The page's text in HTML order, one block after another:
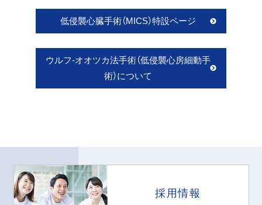
低侵襲心臓手術（MICS）特設ページ
ウルフ-オオツカ法手術（低侵襲心房細動手
術）について
採用情報